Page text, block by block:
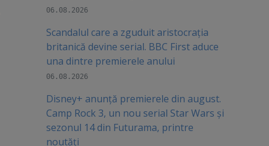
06.08.2026
Scandalul care a zguduit aristocrația
britanică devine serial. BBC First aduce
una dintre premierele anului
06.08.2026
Disney+ anunță premierele din august.
Camp Rock 3, un nou serial Star Wars și
sezonul 14 din Futurama, printre
noutăți